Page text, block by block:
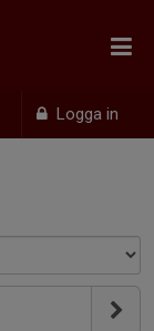
Logga in